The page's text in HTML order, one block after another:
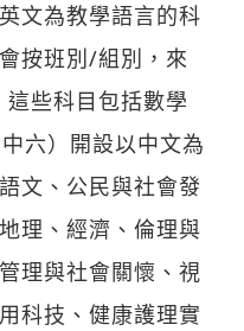
文為教學語言的科
按班別/組別，來
些科目包括數學
六）開設以中文為
文、公民與社會發
理、經濟、倫理與
理與社會關懷、視
科技、健康護理實